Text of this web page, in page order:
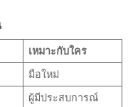
เหมาะกับใคร
มือใหม่
ผู้มีประสบการณ์